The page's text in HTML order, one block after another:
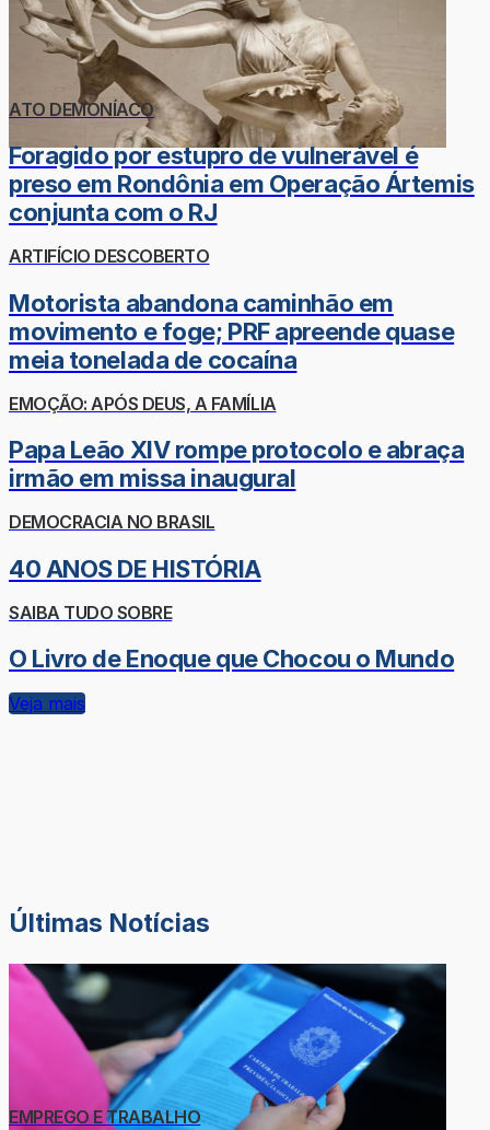
ATO DEMONÍACO
Foragido por estupro de vulnerável é
preso em Rondônia em Operação Ártemis
conjunta com o RJ
ARTIFÍCIO DESCOBERTO
Motorista abandona caminhão em
movimento e foge; PRF apreende quase
meia tonelada de cocaína
EMOÇÃO: APÓS DEUS, A FAMÍLIA
Papa Leão XIV rompe protocolo e abraça
irmão em missa inaugural
DEMOCRACIA NO BRASIL
40 ANOS DE HISTÓRIA
SAIBA TUDO SOBRE
O Livro de Enoque que Chocou o Mundo
Veja mais
Últimas Notícias
EMPREGO E TRABALHO